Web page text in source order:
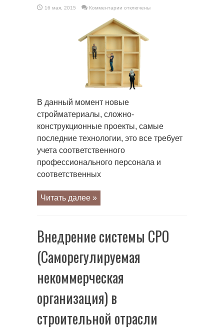
16 мая, 2015 Комментарии
системы
СРО
(Саморегулируемая
некоммерческая
строительной
отключены
В данный момент новые
стройматериалы, сложно-
конструкционные проекты, самые
последние технологии, это все требует
учета соответственного
профессионального персонала и
соответственных
Читать далее »
Внедрение системы СРО
(Саморегулируемая
некоммерческая
организация) в
строительной отрасли